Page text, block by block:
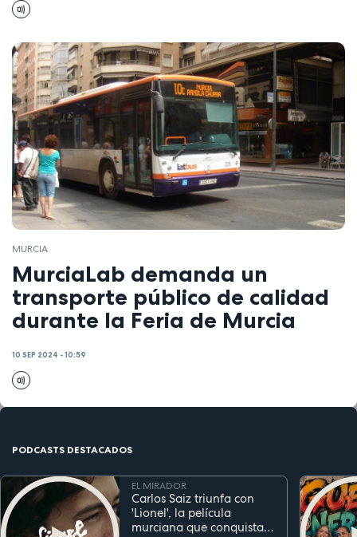
MURCIA
MurciaLab demanda un
transporte público de calidad
durante la Feria de Murcia
10 SEP 2024 - 10:59
PODCASTS DESTACADOS
EL MIRADOR
Carlos Saiz triunfa con
'Lionel', la película
murciana que conquista